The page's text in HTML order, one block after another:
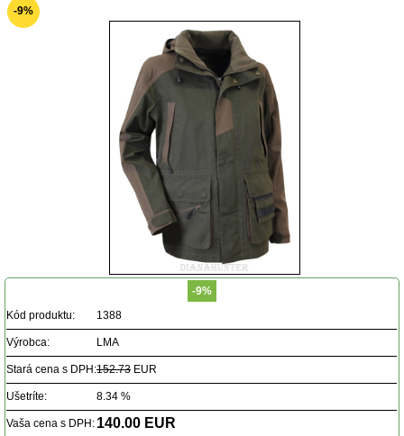
-9%
-9%
Kód produktu:
1388
Výrobca: LMA
Stará cena s DPH:152.73 EUR
Ušetríte: 8.34 %
Vaša cena s DPH: 140.00 EUR